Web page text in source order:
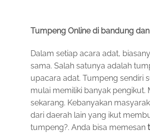
Tumpeng Online di bandung
Dalam setiap acara adat,
sama. Salah satunya adalah
upacara adat. Tumpeng sendiri
mulai memiliki banyak
sekarang. Kebanyakan
dari daerah lain yang ikut
tumpeng?. Anda bisa memesan